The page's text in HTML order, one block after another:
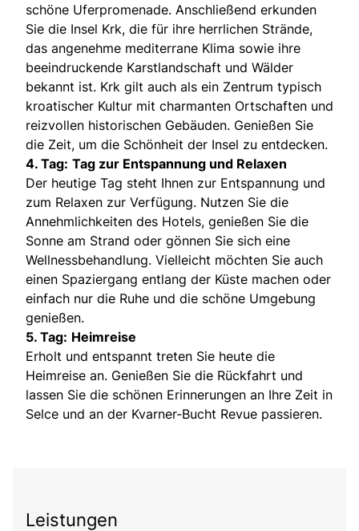
schöne Uferpromenade. Anschließend erkunden
Sie die Insel Krk, die für ihre herrlichen Strände,
das angenehme mediterrane Klima sowie ihre
beeindruckende Karstlandschaft und Wälder
bekannt ist. Krk gilt auch als ein Zentrum typisch
kroatischer Kultur mit charmanten Ortschaften und
reizvollen historischen Gebäuden. Genießen Sie
die Zeit, um die Schönheit der Insel zu entdecken.
4. Tag: Tag zur Entspannung und Relaxen
Der heutige Tag steht Ihnen zur Entspannung und
zum Relaxen zur Verfügung. Nutzen Sie die
Annehmlichkeiten des Hotels, genießen Sie die
Sonne am Strand oder gönnen Sie sich eine
Wellnessbehandlung. Vielleicht möchten Sie auch
einen Spaziergang entlang der Küste machen oder
einfach nur die Ruhe und die schöne Umgebung
genießen.
5. Tag: Heimreise
Erholt und entspannt treten Sie heute die
Heimreise an. Genießen Sie die Rückfahrt und
lassen Sie die schönen Erinnerungen an Ihre Zeit in
Selce und an der Kvarner-Bucht Revue passieren.
Leistungen